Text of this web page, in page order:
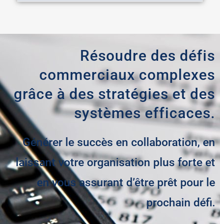
Résoudre des défis
commerciaux complexes
grâce à des stratégies et des
systèmes efficaces.
Générer le succès en collaboration, en
laissant votre organisation plus forte et
en vous assurant d’être prêt pour le
prochain défi.